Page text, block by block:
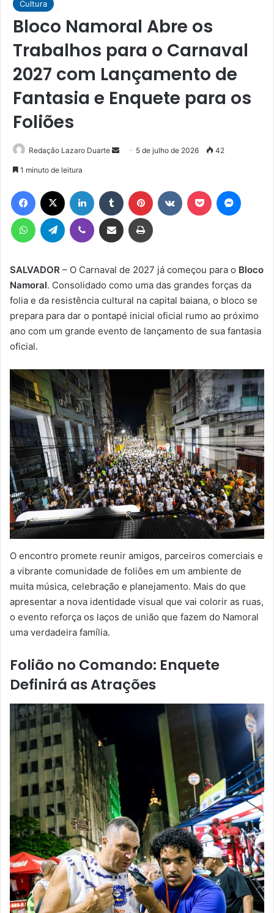
Cultura
Bloco Namoral Abre os
Trabalhos para o Carnaval
2027 com Lançamento de
Fantasia e Enquete para os
Foliões
Redação Lazaro Duarte
Mande
mail
5 de julho de 2026 42
1 minuto de leitura
Facebook Linkedin Tumblr Pinterest Pocket
WhatsAppTelegram Viber Compartilhar via e-mail Imprimir
SALVADOR – O Carnaval de 2027 já começou para o Bloco
Namoral. Consolidado como uma das grandes forças da
folia e da resistência cultural na capital baiana, o bloco se
prepara para dar o pontapé inicial oficial rumo ao próximo
ano com um grande evento de lançamento de sua fantasia
oficial.
O encontro promete reunir amigos, parceiros comerciais e
a vibrante comunidade de foliões em um ambiente de
muita música, celebração e planejamento. Mais do que
apresentar a nova identidade visual que vai colorir as ruas,
o evento reforça os laços de união que fazem do Namoral
uma verdadeira família.
Folião no Comando: Enquete
Definirá as Atrações